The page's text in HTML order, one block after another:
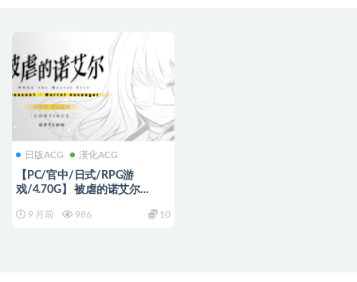
日版ACG 漢化ACG
【PC/官中/日式/RPG游
戏/4.70G】 被虐的诺艾尔
RPG游戏+4.70G
9 月前 986 10